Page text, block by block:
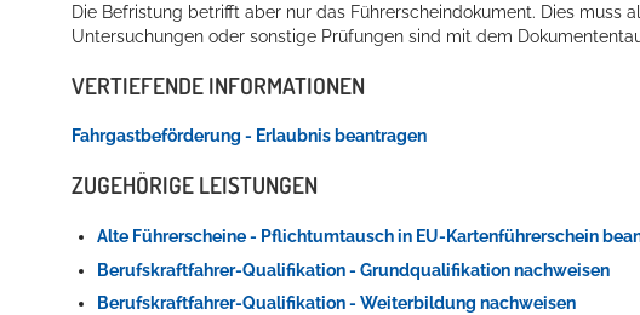
Die Befristung betrifft aber nur das Führerscheindokument. Dies muss
Untersuchungen oder sonstige Prüfungen sind mit dem
VERTIEFENDE INFORMATIONEN
Fahrgastbeförderung - Erlaubnis beantragen
ZUGEHÖRIGE LEISTUNGEN
Alte Führerscheine - Pflichtumtausch in EU-Kartenführerschein
Berufskraftfahrer-Qualifikation - Grundqualifikation nachweisen
Berufskraftfahrer-Qualifikation - Weiterbildung nachweisen